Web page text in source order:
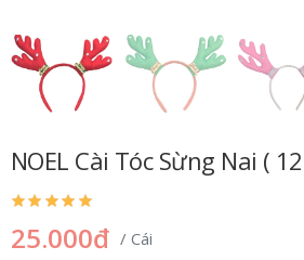
NOEL Cài Tóc Sừng Nai (
25.000đ / Cái